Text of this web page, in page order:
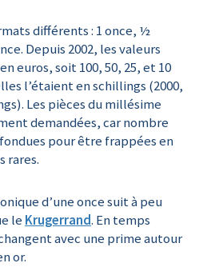
différents : 1 once, ½
Depuis 2002, les valeurs
euros, soit 100, 50, 25, et 10
l’étaient en schillings (2000,
Les pièces du millésime
demandées, car nombre
pour être frappées en
rares.
d’une once suit à peu
le Krugerrand. En temps
avec une prime autour
or.